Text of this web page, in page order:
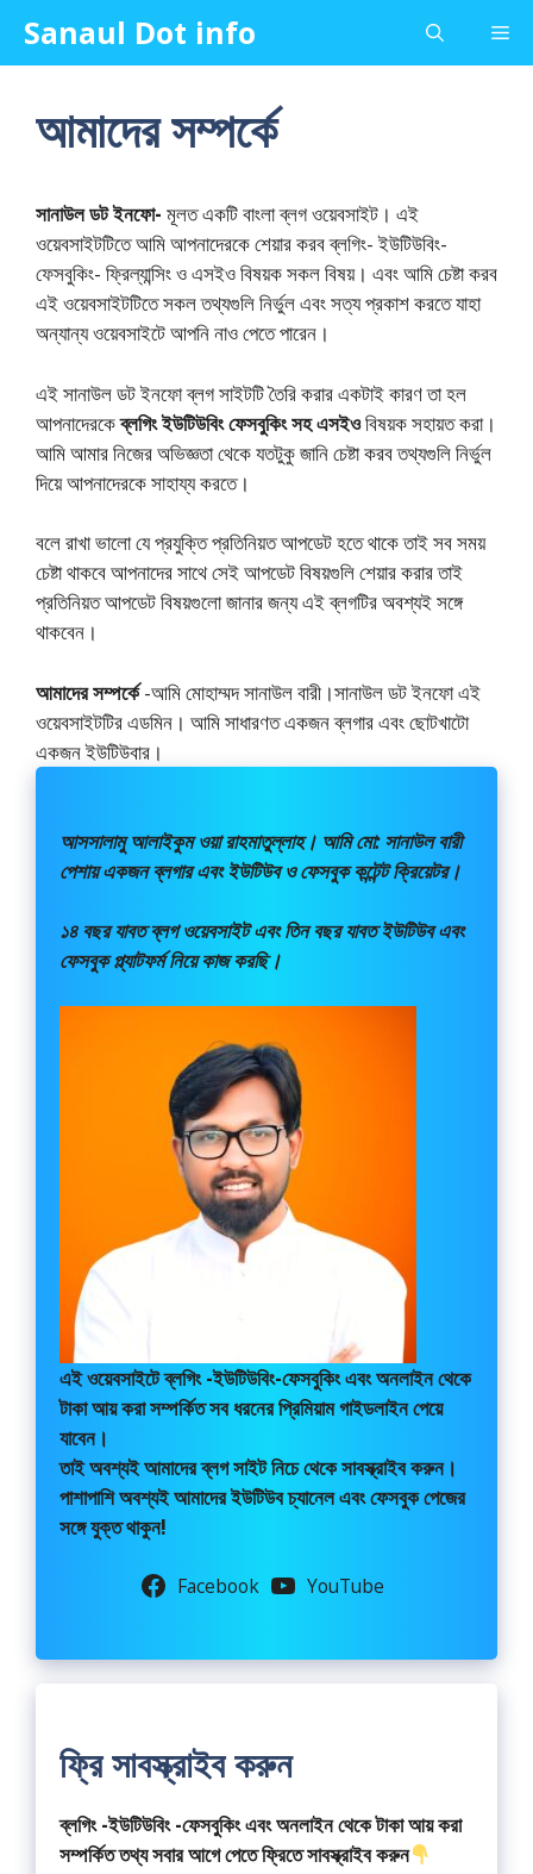
content
Sanaul Dot info
আমাদের সম্পর্কে
সানাউল ডট ইনফো- মূলত একটি বাংলা ব্লগ ওয়েবসাইট। এই
ওয়েবসাইটটিতে আমি আপনাদেরকে শেয়ার করব ব্লগিং- ইউটিউবিং-
ফেসবুকিং- ফ্রিল্যান্সিং ও এসইও বিষয়ক সকল বিষয়। এবং আমি চেষ্টা করব
এই ওয়েবসাইটটিতে সকল তথ্যগুলি নির্ভুল এবং সত্য প্রকাশ করতে যাহা
অন্যান্য ওয়েবসাইটে আপনি নাও পেতে পারেন।
এই সানাউল ডট ইনফো ব্লগ সাইটটি তৈরি করার একটাই কারণ তা হল
আপনাদেরকেব্লগিং ইউটিউবিং ফেসবুকিং সহ এসইওবিষয়ক সহায়ত করা।
আমি আমার নিজের অভিজ্ঞতা থেকে যতটুকু জানি চেষ্টা করব তথ্যগুলি নির্ভুল
দিয়ে আপনাদেরকে সাহায্য করতে।
বলে রাখা ভালো যে প্রযুক্তি প্রতিনিয়ত আপডেট হতে থাকে তাই সব সময়
চেষ্টা থাকবে আপনাদের সাথে সেই আপডেট বিষয়গুলি শেয়ার করার তাই
প্রতিনিয়ত আপডেট বিষয়গুলো জানার জন্য এই ব্লগটির অবশ্যই সঙ্গে
থাকবেন।
আমাদের সম্পর্কে-আমি মোহাম্মদ সানাউল বারী।সানাউল ডট ইনফো এই
ওয়েবসাইটটির এডমিন। আমি সাধারণত একজন ব্লগার এবং ছোটখাটো
একজন ইউটিউবার।
আসসালামু আলাইকুম ওয়া রাহমাতুল্লাহ। আমি মো: সানাউল বারী
পেশায় একজন ব্লগার এবং ইউটিউব ও ফেসবুক কন্টেন্ট ক্রিয়েটর।
১৪ বছর যাবত ব্লগ ওয়েবসাইট এবং তিন বছর যাবত ইউটিউব এবং
ফেসবুক প্ল্যাটফর্ম নিয়ে কাজ করছি।
এই ওয়েবসাইটেব্লগিং -ইউটিউবিং-ফেসবুকিং এবং অনলাইন থেকে
টাকা আয় করা সম্পর্কিত সব ধরনের প্রিমিয়াম গাইডলাইন পেয়ে
যাবেন।
তাই অবশ্যই আমাদের ব্লগ সাইট নিচে থেকে সাবস্ক্রাইব করুন।
পাশাপাশি অবশ্যই আমাদের ইউটিউব চ্যানেল এবং ফেসবুক পেজের
সঙ্গে যুক্ত থাকুন!
Facebook YouTube
ফ্রি সাবস্ক্রাইব করুন
ব্লগিং -ইউটিউবিং -ফেসবুকিং এবং অনলাইন থেকে টাকা আয় করা
সম্পর্কিত তথ্য সবার আগে পেতে ফ্রিতে সাবস্ক্রাইব করুন